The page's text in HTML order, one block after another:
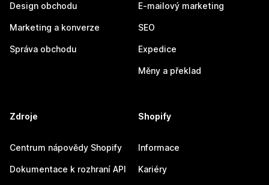
Design obchodu
Marketing a konverze
Správa obchodu
E-mailový marketing
SEO
Expedice
Měny a překlad
Zdroje
Centrum nápovědy Shopify
Dokumentace k rozhraní API
Shopify
Informace
Kariéry